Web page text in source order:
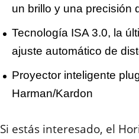
un brillo y una precisión
Tecnología ISA 3.0, la
ajuste automático de
Proyector inteligente
Harman/Kardon
Si estás interesado, el